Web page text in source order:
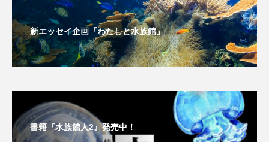
死滅回遊魚 水 水族館 水族館人
水槽 水生昆虫 水生生物 汽水域
河川 沼津港深海水族館 法律 海
海きらら 海水魚 海洋 海洋環境
海獣 海綿動物 海遊館
新エッセイ企画『わたしと水族館』
書籍『水族館人2』発売中！